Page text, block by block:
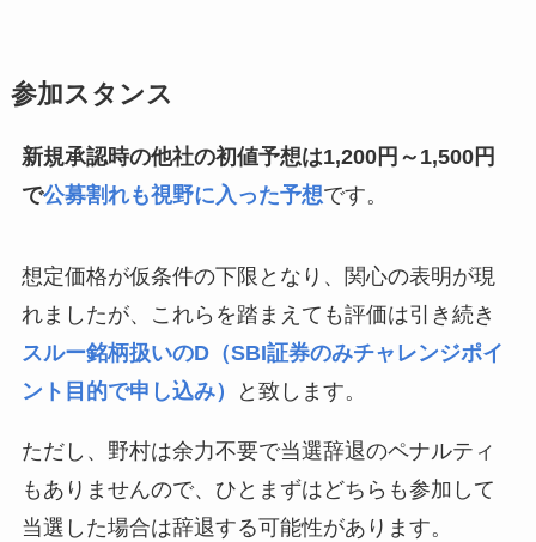
参加スタンス
新規承認時の他社の初値予想は1,200円～1,500円
で公募割れも視野に入った予想です。
想定価格が仮条件の下限となり、関心の表明が現
れましたが、これらを踏まえても評価は引き続き
スルー銘柄扱いのD（SBI証券のみチャレンジポイ
ント目的で申し込み）
と致します。
ただし、野村は余力不要で当選辞退のペナルティ
もありませんので、ひとまずはどちらも参加して
当選した場合は辞退する可能性があります。